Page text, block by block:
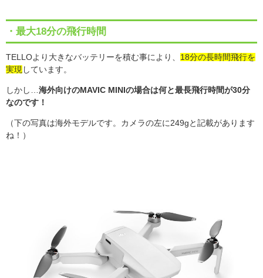
・最大18分の飛行時間
TELLOより大きなバッテリーを積む事により、 18分の長時間飛行を
実現 しています。
しかし
海外向けのMAVIC MINIの場合は何と最長飛行時間が30分
なのです！
（下の写真は海外モデルです。カメラの左に249gと記載があります
ね！）